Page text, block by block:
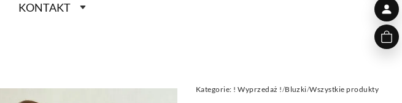
KONTAKT
Kategorie: ! Wyprzedaż !/Bluzki/Wszystkie produkty